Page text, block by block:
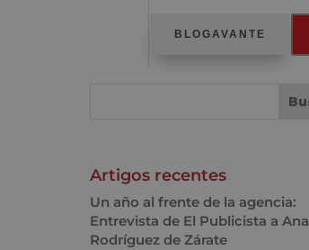
BLOGAVANTE
Artigos recentes
Un año al frente de la agencia:
Entrevista de El Publicista a Ana
Rodríguez de Zárate